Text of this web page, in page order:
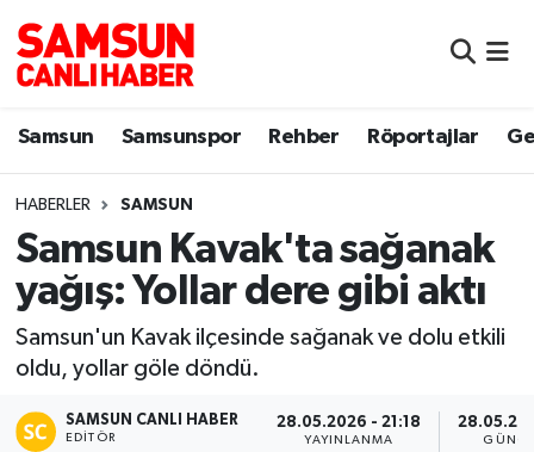
Samsun Samsunspor Rehber Röportajlar
HABERLER SAMSUN
Samsun Kavak'ta sağanak
yağış: Yollar dere gibi aktı
Samsun'un Kavak ilçesinde sağanak ve dolu etkili
oldu, yollar göle döndü.
SAMSUN CANLI HABER
EDITÖR
28.05.2026 - 21:18
YAYINLANMA
Samsun
Sokak Röportajları
Genel
Dünya
Samsun Nöbetçi Eczaneler
Samsun Hava Durumu
Samsun Namaz Vakitleri
Samsun Trafik Yoğunluk Haritası
Süper Lig Puan Durumu ve Fikstür